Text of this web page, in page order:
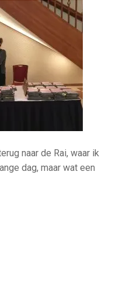
naar de Rai, waar ik
dag, maar wat een